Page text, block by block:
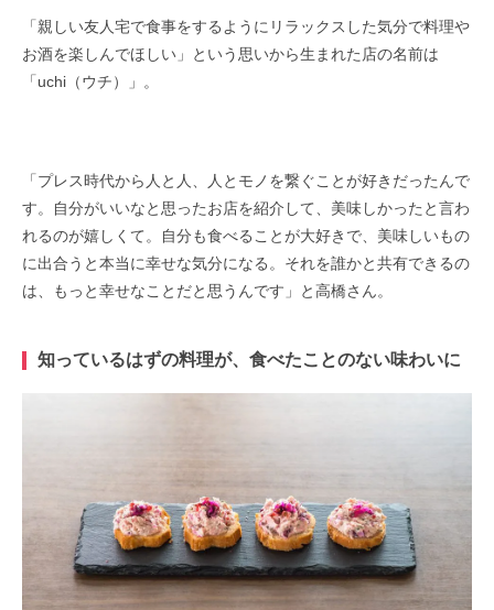
「親しい友人宅で食事をするようにリラックスした気分で料理や
お酒を楽しんでほしい」という思いから生まれた店の名前は
「uchi（ウチ）」。
「プレス時代から人と人、人とモノを繋ぐことが好きだったんで
す。自分がいいなと思ったお店を紹介して、美味しかったと言わ
れるのが嬉しくて。自分も食べることが大好きで、美味しいもの
に出合うと本当に幸せな気分になる。それを誰かと共有できるの
は、もっと幸せなことだと思うんです」と高橋さん。
知っているはずの料理が、食べたことのない味わいに